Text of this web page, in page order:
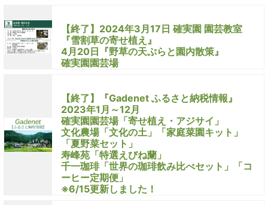
【終了】2024年3月17日 確実園 園芸教室
『雪割草の寄せ植え』
4月20日『野草の天ぷらと園内散策』
確実園園芸場
【終了】『Gadenet ふるさと納税情報』
2023年1月～12月
確実園園芸場「寄せ植え・アジサイ」
文化農場「文化の土」「家庭菜園キット」
「夏野菜セット」
寿峰苑「特選えびね蘭」
千一珈琲「世界の珈琲飲み比べセット」「コ
ーヒー定期便」
※6/15更新しました！